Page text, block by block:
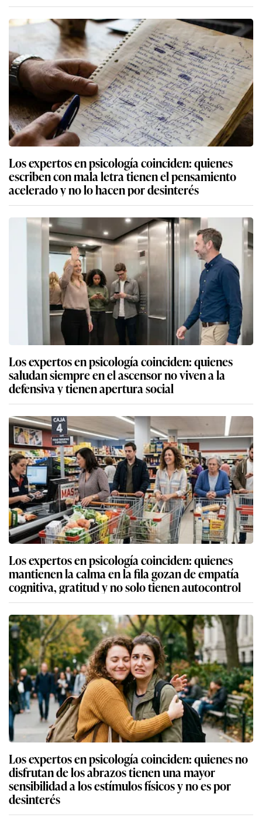
Los expertos en psicología coinciden: quienes
escriben con mala letra tienen el pensamiento
acelerado y no lo hacen por desinterés
Los expertos en psicología coinciden: quienes
saludan siempre en el ascensor no viven a la
defensiva y tienen apertura social
Los expertos en psicología coinciden: quienes
mantienen la calma en la fila gozan de empatía
cognitiva, gratitud y no solo tienen autocontrol
Los expertos en psicología coinciden: quienes no
disfrutan de los abrazos tienen una mayor
sensibilidad a los estímulos físicos y no es por
desinterés